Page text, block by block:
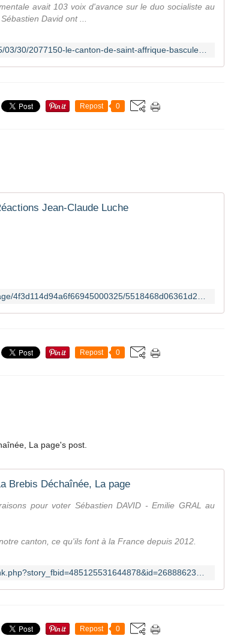
avait 103 voix d'avance sur le duo socialiste au
David ont ...
Repost 0
Jean-Claude Luche
Repost 0
La page's post.
Brebis Déchaînée, La page
pour voter Sébastien DAVID - Emilie GRAL au
canton, ce qu'ils font à la France depuis 2012.
Ils seront des élus à temps plein.
Repost 0